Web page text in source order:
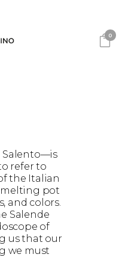
0
Salento—is
refer to
the Italian
melting pot
and colors.
Salende
of
us that our
we must